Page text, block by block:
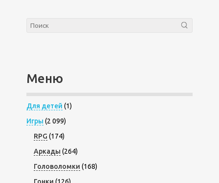
Меню
Для детей (1)
Игры (2 099)
RPG (174)
Аркады (264)
Головоломки (168)